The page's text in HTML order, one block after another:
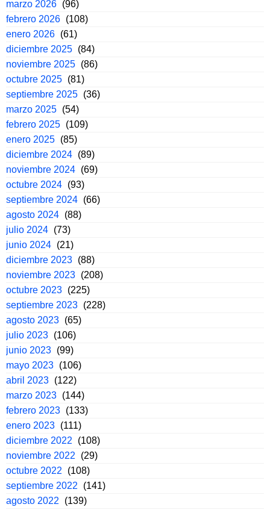
marzo 2026 (96)
febrero 2026 (108)
enero 2026 (61)
diciembre 2025 (84)
noviembre 2025 (86)
octubre 2025 (81)
septiembre 2025 (36)
marzo 2025 (54)
febrero 2025 (109)
enero 2025 (85)
diciembre 2024 (89)
noviembre 2024 (69)
octubre 2024 (93)
septiembre 2024 (66)
agosto 2024 (88)
julio 2024 (73)
junio 2024 (21)
diciembre 2023 (88)
noviembre 2023 (208)
octubre 2023 (225)
septiembre 2023 (228)
agosto 2023 (65)
julio 2023 (106)
junio 2023 (99)
mayo 2023 (106)
abril 2023 (122)
marzo 2023 (144)
febrero 2023 (133)
enero 2023 (111)
diciembre 2022
(108)
noviembre 2022
(29)
octubre 2022
(108)
septiembre 2022
(141)
agosto 2022
(139)